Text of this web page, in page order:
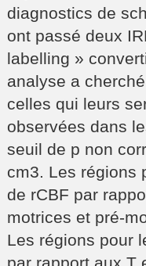
diagnostics de
ont passé deux
labelling »
analyse a
celles qui leurs
observées dans
seuil de p non
cm3. Les régions
de rCBF par
motrices et pré-
Les régions pour
par rapport aux T